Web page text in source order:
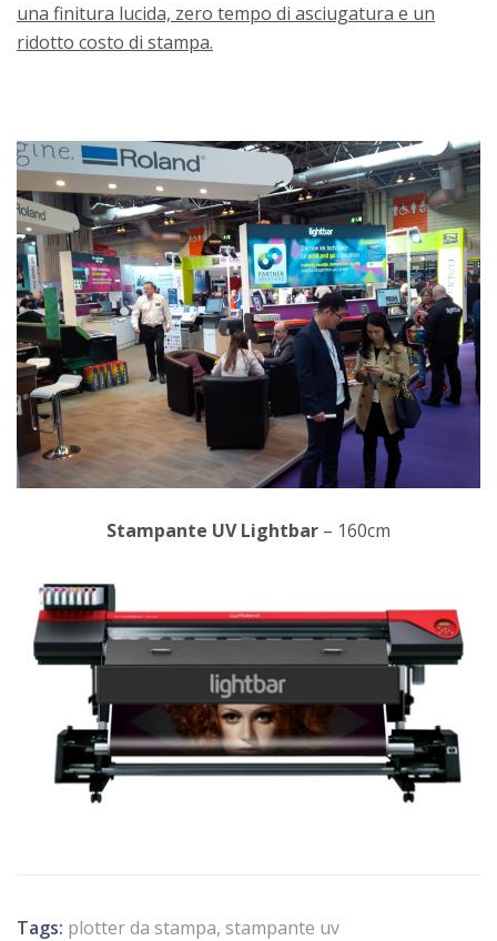
una finitura lucida, zero tempo di asciugatura e un
ridotto costo di stampa.
Stampante UV Lightbar – 160cm
Tags: plotter da stampa, stampante uv